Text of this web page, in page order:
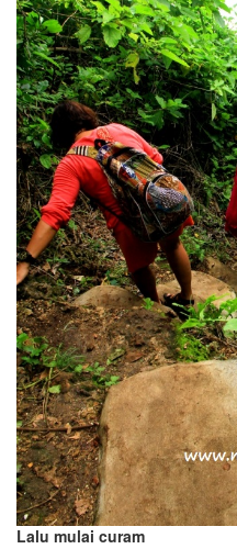
Lalu mulai curam